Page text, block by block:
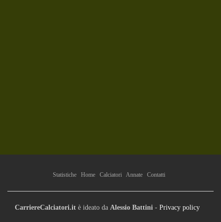
Statistiche Home Calciatori Annate Contatti
CarriereCalciatori.it è ideato da Alessio Battini - Privacy policy